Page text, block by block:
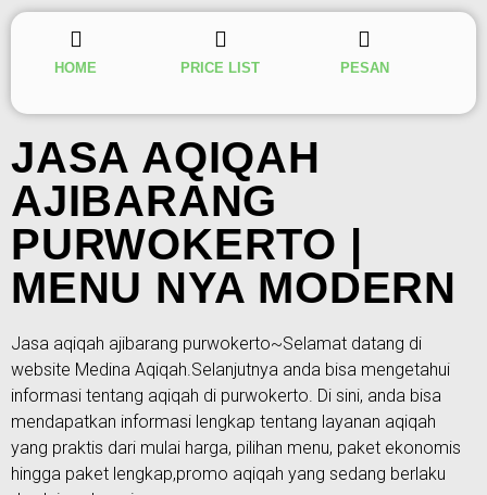
HOME PRICE LIST PESAN
JASA AQIQAH
AJIBARANG
PURWOKERTO |
MENU NYA MODERN
Jasa aqiqah ajibarang purwokerto~Selamat datang di
website Medina Aqiqah.Selanjutnya anda bisa mengetahui
informasi tentang aqiqah di purwokerto. Di sini, anda bisa
mendapatkan informasi lengkap tentang layanan aqiqah
yang praktis dari mulai harga, pilihan menu, paket ekonomis
hingga paket lengkap,promo aqiqah yang sedang berlaku